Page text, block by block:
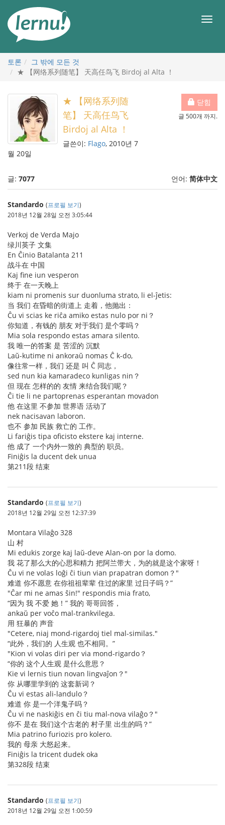
메
토론
그 밖에 모든 것
★ 【网络系列随笔】 天高任鸟飞 Birdoj al Alta ！
닫힘
글 500개 까지.
★ 【网络系列随
笔】 天高任鸟飞
Birdoj al Alta ！
글쓴이: Flago, 2010년 7
월 20일
글: 7077 언어: 简体中文
Standardo (프로필 보기)
2018년 12월 28일 오전 3:05:44
Verkoj de Verda Majo
绿川英子 文集
En Ĉinio Batalanta 211
战斗在 中国
Kaj fine iun vesperon
终于 在一天晚上
kiam ni promenis sur duonluma strato, li el-ĵetis:
当 我们 在昏暗的街道上 走着，他抛出：
Ĉu vi scias ke riĉa amiko estas nulo por ni？
你知道，有钱的 朋友 对于我们 是个零吗？
Mia sola respondo estas amara silento.
我 唯一的答案 是 苦涩的 沉默
Laŭ-kutime ni ankoraŭ nomas Ĉ k-do,
像往常一样，我们 还是 叫 Ĉ 同志，
sed nun kia kamaradeco kunligas nin？
但 现在 怎样的的 友情 来结合我们呢？
Ĉi tie li ne partoprenas esperantan movadon
他 在这里 不参加 世界语 活动了
nek nacisavan laboron.
也不 参加 民族 救亡的 工作。
Li fariĝis tipa oficisto ekstere kaj interne.
他 成了 一个内外一致的 典型的 职员。
Finiĝis la ducent dek unua
第211段 结束
Standardo (프로필 보기)
2018년 12월 29일 오전 12:37:39
Montara Vilaĝo 328
山 村
Mi edukis zorge kaj laŭ-deve Alan-on por la domo.
我 花了那么大的心思和精力 把阿兰带大，为的就是这个家呀！
Ĉu vi ne volas loĝi ĉi tiun vian prapatran domon？"
难道 你不愿意 在你祖祖辈辈 住过的家里 过日子吗？”
"Ĉar mi ne amas ŝin!" respondis mia frato,
“因为 我 不爱 她！” 我的 哥哥回答，
ankaŭ per voĉo mal-trankvilega.
用 狂暴的 声音
"Cetere, niaj mond-rigardoj tiel mal-similas."
“此外，我们的 人生观 也不相同。”
"Kion vi volas diri per via mond-rigardo？
“你的 这个人生观 是什么意思？
Kie vi lernis tiun novan lingvaĵon？"
你 从哪里学到的 这套新词？
Ĉu vi estas ali-landulo？
难道 你 是一个洋鬼子吗？
Ĉu vi ne naskiĝis en ĉi tiu mal-nova vilaĝo？"
你不 是在 我们这个古老的 村子里 出生的吗？”
Mia patrino furiozis pro kolero.
我的 母亲 大怒起来。
Finiĝis la tricent dudek oka
第328段 结束
Standardo (프로필 보기)
2018년 12월 29일 오전 1:00:59